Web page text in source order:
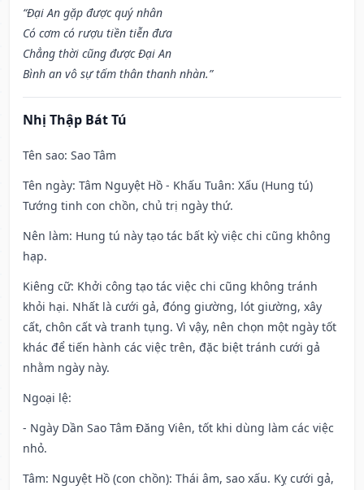
“Đại An gặp được quý nhân
Có cơm có rượu tiền tiễn đưa
Chẳng thời cũng được Đại An
Bình an vô sự tấm thân thanh nhàn.”
Nhị Thập Bát Tú
Tên sao: Sao Tâm
Tên ngày: Tâm Nguyệt Hồ - Khấu Tuân: Xấu (Hung tú)
Tướng tinh con chồn, chủ trị ngày thứ.
Nên làm: Hung tú này tạo tác bất kỳ việc chi cũng không
hạp.
Kiêng cữ: Khởi công tạo tác việc chi cũng không tránh
khỏi hại. Nhất là cưới gả, đóng giường, lót giường, xây
cất, chôn cất và tranh tụng. Vì vậy, nên chọn một ngày tốt
khác để tiến hành các việc trên, đặc biệt tránh cưới gả
nhằm ngày này.
Ngoại lệ:
- Ngày Dần Sao Tâm Đăng Viên, tốt khi dùng làm các việc
nhỏ.
Tâm: Nguyệt Hồ (con chồn): Thái âm, sao xấu. Kỵ cưới gả,